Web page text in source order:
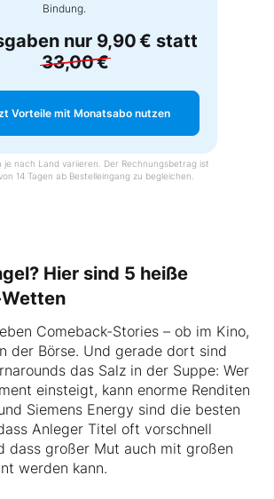
Bindung.
nur 9,90 € statt
33,00 €
Vorteile mit Monatsabo nutzen
je nach Land variieren. Der Rechnungsbetrag ist
14 Tagen ab Bestelleingang zu begleichen.
Hier sind 5 heiße
Comeback-Stories – ob im Kino,
der Börse. Und gerade dort sind
das Salz in der Suppe: Wer
einsteigt, kann enorme Renditen
Siemens Energy sind die besten
Anleger Titel oft vorschnell
dass großer Mut auch mit großen
werden kann.